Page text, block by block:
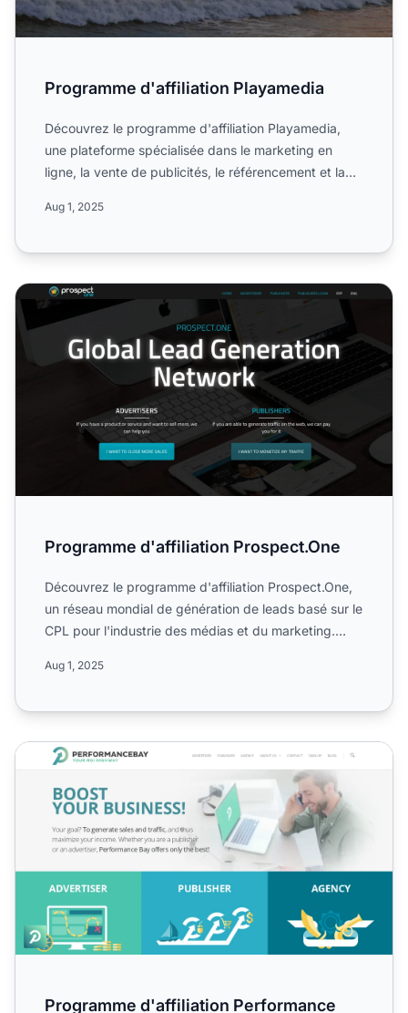
Programme d'affiliation Playamedia
Découvrez le programme d'affiliation Playamedia,
une plateforme spécialisée dans le marketing en
ligne, la vente de publicités, le référencement et la
Aug 1, 2025
Programme d'affiliation Prospect.One
Programme d'affiliation Prospect.One
Découvrez le programme d'affiliation Prospect.One,
un réseau mondial de génération de leads basé sur le
CPL pour l'industrie des médias et du marketing.
Aug 1, 2025
Programme d'affiliation Performance Bay
Programme d'affiliation Performance